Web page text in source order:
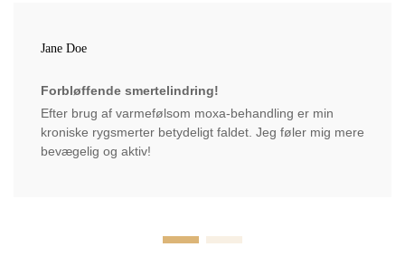
Jane Doe
Forbløffende smertelindring!
Efter brug af varmefølsom moxa-behandling er min
kroniske rygsmerter betydeligt faldet. Jeg føler mig mere
bevægelig og aktiv!